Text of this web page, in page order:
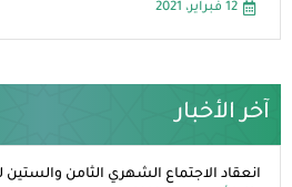
12 فبراير، 2021
آخر الأخبار
انعقاد الاجتماع الشهري الثامن